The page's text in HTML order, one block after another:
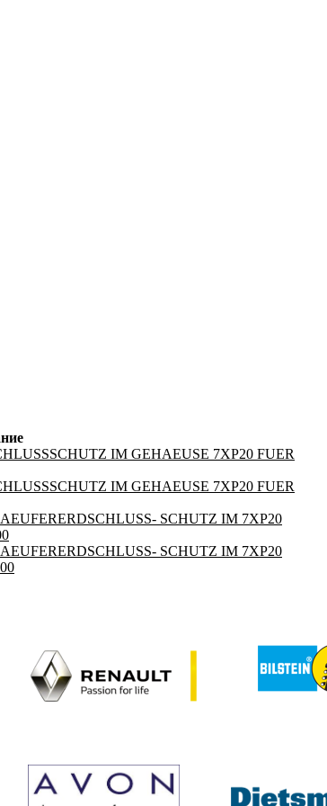
IM GEHAEUSE 7XP20 FUER
IM GEHAEUSE 7XP20 FUER
SCHUTZ IM 7XP20
SCHUTZ IM 7XP20